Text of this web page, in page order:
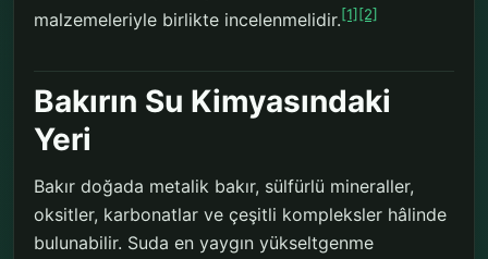
malzemeleriyle birlikte incelenmelidir.[1] [2]
Bakırın Su Kimyasındaki
Yeri
Bakır doğada metalik bakır, sülfürlü mineraller,
oksitler, karbonatlar ve çeşitli kompleksler hâlinde
bulunabilir. Suda en yaygın yükseltgenme